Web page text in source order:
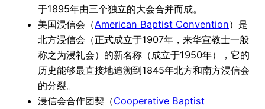
于1895年由三个独立的大会合并而成。
美国浸信会（American Baptist Convention）是
北方浸信会（正式成立于1907年，来华宣教士一般
称之为浸礼会）的新名称（成立于1950年），它的
历史能够最直接地追溯到1845年北方和南方浸信会
的分裂。
浸信会合作团契（Cooperative Baptist